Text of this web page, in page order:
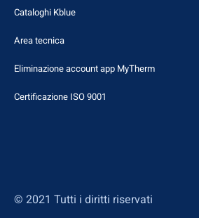
Cataloghi Kblue
Area tecnica
Eliminazione account app MyTherm
Certificazione ISO 9001
© 2021 Tutti i diritti riservati